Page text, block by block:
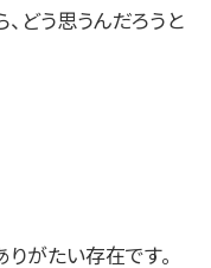
どう思うんだろうと
がたい存在です。